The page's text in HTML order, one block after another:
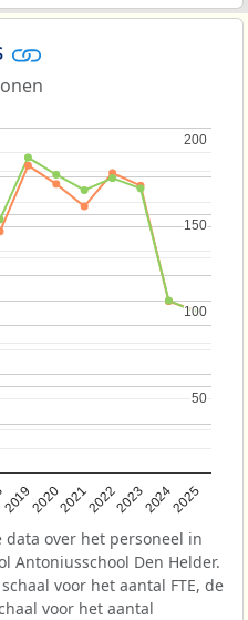
2019202020212022202320242025
50
50
100
100
150
150
200
200
data over het personeel in
Antoniusschool Den Helder.
voor het aantal FTE, de
voor het aantal